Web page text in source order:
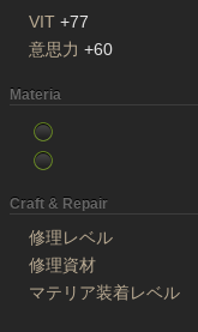
VIT +77
意思力 +60
Materia
Craft & Repair
修理レベル
修理資材
マテリア装着レベル